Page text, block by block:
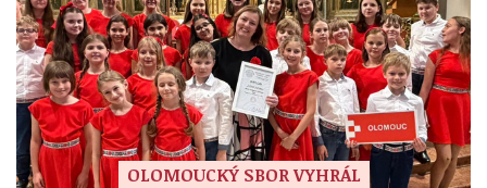
OLOMOUCKÝ SBOR VYHRÁL